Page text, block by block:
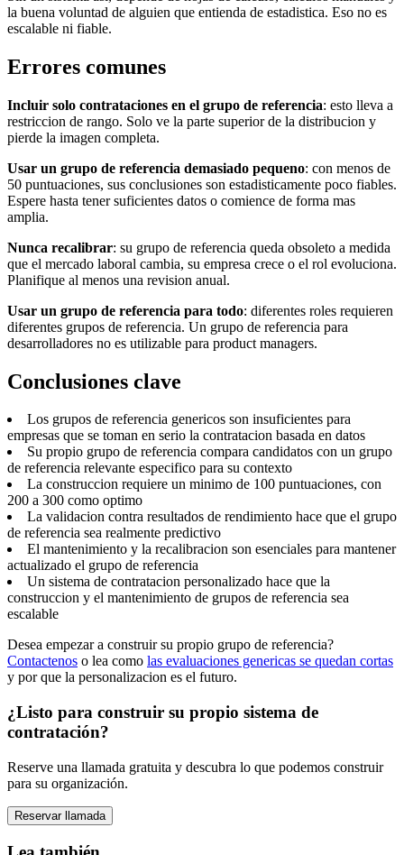
la buena voluntad de alguien que entienda de estadistica. Eso no es
escalable ni fiable.
Errores comunes
Incluir solo contrataciones en el grupo de referencia: esto lleva a
restriccion de rango. Solo ve la parte superior de la distribucion y
pierde la imagen completa.
Usar un grupo de referencia demasiado pequeno: con menos de
50 puntuaciones, sus conclusiones son estadisticamente poco fiables.
Espere hasta tener suficientes datos o comience de forma mas
amplia.
Nunca recalibrar: su grupo de referencia queda obsoleto a medida
que el mercado laboral cambia, su empresa crece o el rol evoluciona.
Planifique al menos una revision anual.
Usar un grupo de referencia para todo: diferentes roles requieren
diferentes grupos de referencia. Un grupo de referencia para
desarrolladores no es utilizable para product managers.
Conclusiones clave
Los grupos de referencia genericos son insuficientes para
empresas que se toman en serio la contratacion basada en datos
Su propio grupo de referencia compara candidatos con un grupo
de referencia relevante especifico para su contexto
La construccion requiere un minimo de 100 puntuaciones, con
200 a 300 como optimo
La validacion contra resultados de rendimiento hace que el grupo
de referencia sea realmente predictivo
El mantenimiento y la recalibracion son esenciales para mantener
actualizado el grupo de referencia
Un sistema de contratacion personalizado hace que la
construccion y el mantenimiento de grupos de referencia sea
escalable
Desea empezar a construir su propio grupo de referencia?
Contactenos o lea como las evaluaciones genericas se quedan cortas
y por que la personalizacion es el futuro.
¿Listo para construir su propio sistema de
contratación?
Reserve una llamada gratuita y descubra lo que podemos construir
para su organización.
Reservar llamada